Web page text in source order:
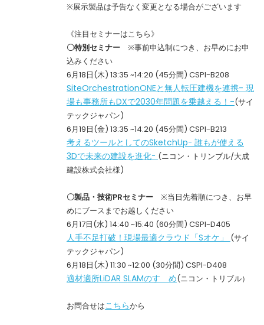
※展示製品は予告なく変更となる場合がございます
《注目セミナーはこちら》
〇特別セミナー※事前申込制につき、お早めにお申
込みください
6月18日(木) 13:35 ~14:20 (45分間) CSPI-B208
SiteOrchestrationONEと無人転圧建機を連携- 現
場も事務所もDXで2030年問題を乗越える！-(サイ
テックジャパン)
6月19日(金) 13:35 ~14:20 (45分間) CSPI-B213
考えるツールとしてのSketchUpｰ 誰もが使える
3Dで未来の建設を進化ｰ (ニコン・トリンブル/大成
建設株式会社様)
〇製品・技術PRセミナー※当日先着順につき、お早
めにブースまでお越しください
6月17日(水) 14:40 ~15:40 (60分間) CSPI-D405
人手不足打破！現場最適クラウド「Sオケ」 (サイ
テックジャパン)
6月18日(木) 11:30 ~12:00 (30分間) CSPI-D408
適材適所LiDAR SLAMのすゝめ(ニコン・トリブル）
お問合せはこちらから